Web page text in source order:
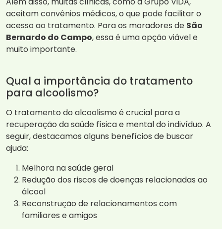
aceitam convênios médicos, o que pode facilitar o
acesso ao tratamento. Para os moradores de São
Bernardo do Campo, essa é uma opção viável e
muito importante.
Qual a importância do tratamento
para alcoolismo?
O tratamento do alcoolismo é crucial para a
recuperação da saúde física e mental do indivíduo. A
seguir, destacamos alguns benefícios de buscar
ajuda:
Melhora na saúde geral
Redução dos riscos de doenças relacionadas ao
álcool
Reconstrução de relacionamentos com
familiares e amigos